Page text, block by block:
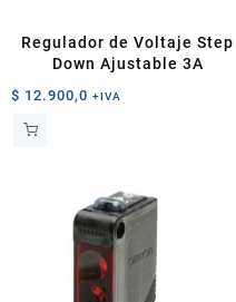
Regulador de Voltaje Step
Down Ajustable 3A
$ 12.900,0 +IVA